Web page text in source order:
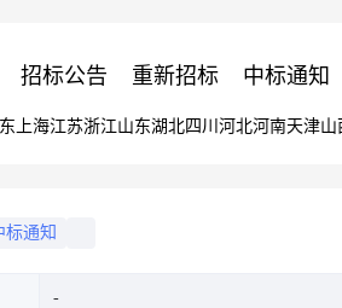
招标公告 重新招标 中标通知
上海江苏浙江山东湖北四川 河北河南天津山
标通知